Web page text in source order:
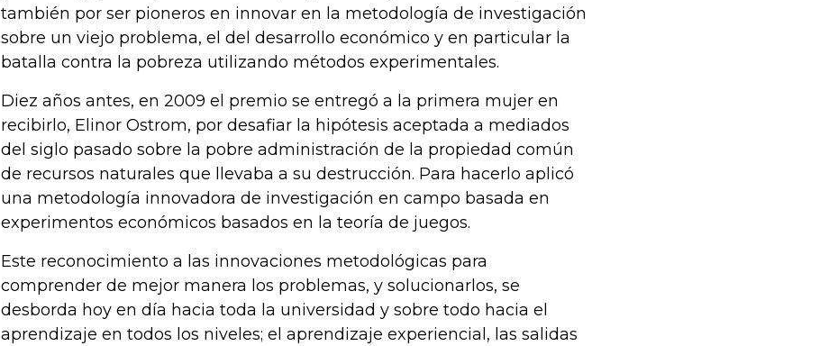
también por ser pioneros en innovar en la metodología de investigación
sobre un viejo problema, el del desarrollo económico y en particular la
batalla contra la pobreza utilizando métodos experimentales.
Diez años antes, en 2009 el premio se entregó a la primera mujer en
recibirlo, Elinor Ostrom, por desafiar la hipótesis aceptada a mediados
del siglo pasado sobre la pobre administración de la propiedad común
de recursos naturales que llevaba a su destrucción. Para hacerlo aplicó
una metodología innovadora de investigación en campo basada en
experimentos económicos basados en la teoría de juegos.
Este reconocimiento a las innovaciones metodológicas para
comprender de mejor manera los problemas, y solucionarlos, se
desborda hoy en día hacia toda la universidad y sobre todo hacia el
aprendizaje en todos los niveles; el aprendizaje experiencial, las salidas